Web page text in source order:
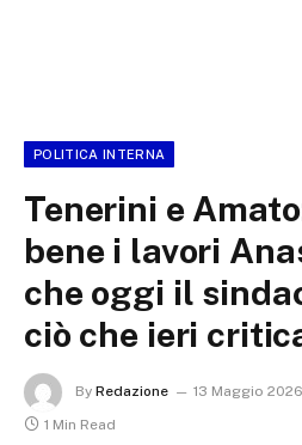
POLITICA INTERNA
Tenerini e
bene i lavori
che oggi il
ciò che ieri
By Redazione 13 Maggio 2026
1 Min Read